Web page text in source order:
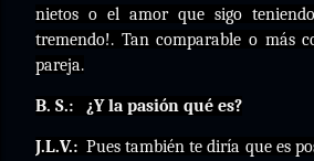
nietos o el amor que sigo
tremendo!. Tan comparable o más
pareja.
B. S.: ¿Y la pasión qué es?
J.L.V.: Pues también te diría que es